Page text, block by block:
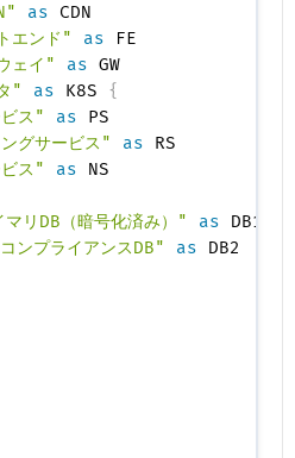
as
エンド" as
ェイ" as
" as K8S {
ス" as PS
グサービス" as RS
ス" as
マリDB（暗号化済み）" as
ンプライアンスDB" as DB2